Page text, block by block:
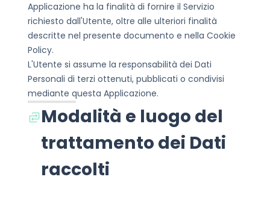
Applicazione ha la finalità di fornire il Servizio
richiesto dall'Utente, oltre alle ulteriori finalità
descritte nel presente documento e nella Cookie
Policy.
L'Utente si assume la responsabilità dei Dati
Personali di terzi ottenuti, pubblicati o condivisi
mediante questa Applicazione.
Modalità e luogo del
trattamento dei Dati
raccolti